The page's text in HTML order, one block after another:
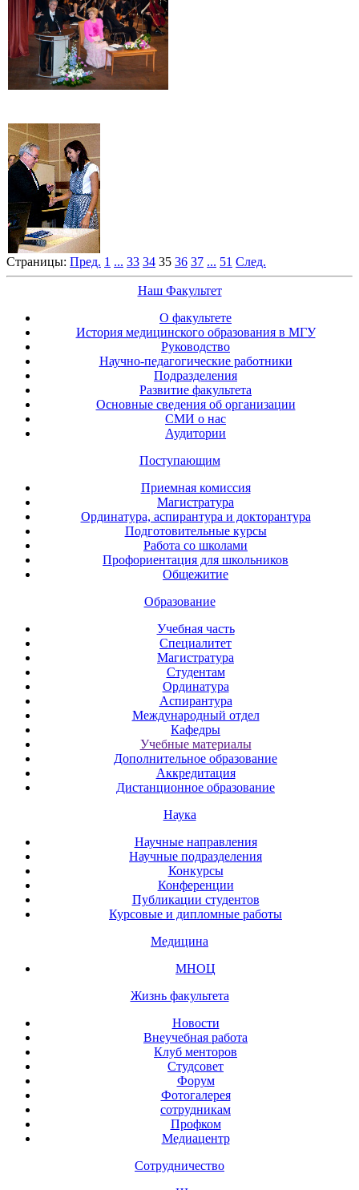
Страницы: Пред. 1 ... 33 34 35 36 37 ... 51 След.
Наш Факультет
О факультете
История медицинского образования в МГУ
Руководство
Научно-педагогические работники
Подразделения
Развитие факультета
Основные сведения об организации
СМИ о нас
Аудитории
Поступающим
Приемная комиссия
Магистратура
Ординатура, аспирантура и докторантура
Подготовительные курсы
Работа со школами
Профориентация для школьников
Общежитие
Образование
Учебная часть
Специалитет
Магистратура
Студентам
Ординатура
Аспирантура
Международный отдел
Кафедры
Учебные материалы
Дополнительное образование
Аккредитация
Дистанционное образование
Наука
Научные направления
Научные подразделения
Конкурсы
Конференции
Публикации студентов
Курсовые и дипломные работы
Медицина
МНОЦ
Жизнь факультета
Новости
Внеучебная работа
Клуб менторов
Студсовет
Форум
Фотогалерея
сотрудникам
Профком
Медиацентр
Сотрудничество